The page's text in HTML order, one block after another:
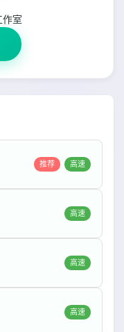
作室
推荐 高速
高速
高速
高速